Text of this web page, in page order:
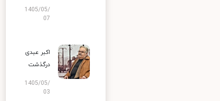
1405/05/
07
اکبر عبدی
درگذشت
1405/05/
03